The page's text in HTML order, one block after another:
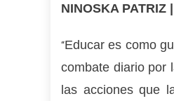
NINOSKA PATRIZ
“Educar es como
combate diario por
las acciones que